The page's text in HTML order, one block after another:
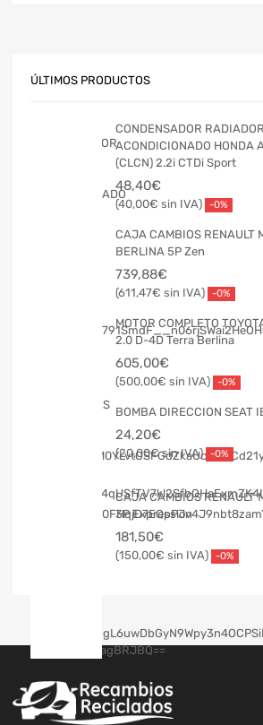
ÚLTIMOS PRODUCTOS
CONDENSADOR
ACONDICIONADO HONDA
(CLCN) 2.2i CTDi Sport
48,40€
40,00€ -0%
CAJA CAMBIOS RENAULT
BERLINA 5P Zen
739,88€
611,47€ -0%
MOTOR COMPLETO
2.0 D-4D Terra Berlina
605,00€
500,00€ -0%
BOMBA DIRECCION SEAT
24,20€
20,00€ -0%
CAJA CAMBIOS RENAULT
3P Expression
181,50€
150,00€ -0%